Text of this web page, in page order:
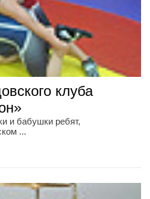
клуба
и бабушки ребят,
...